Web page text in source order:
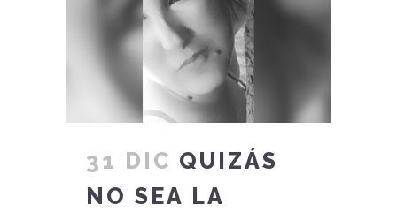
31 DIC QUIZÁS
NO SEA LA